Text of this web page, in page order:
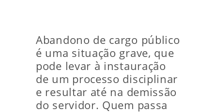
Abandono de cargo público
é uma situação grave, que
pode levar à instauração
de um processo disciplinar
e resultar até na demissão
do servidor. Quem passa